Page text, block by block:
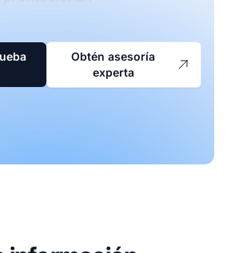
Obtén asesoría
experta